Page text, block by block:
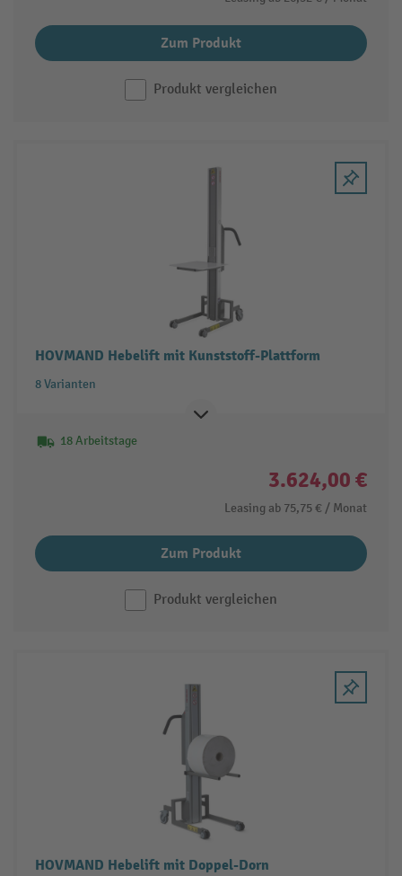
Zum Produkt
Produkt vergleichen
HOVMAND Hebelift mit Kunststoff-Plattform
8 Varianten
18 Arbeitstage
3.624,00 €
Leasing ab 75,75 € / Monat
Zum Produkt
Produkt vergleichen
HOVMAND Hebelift mit Doppel-Dorn